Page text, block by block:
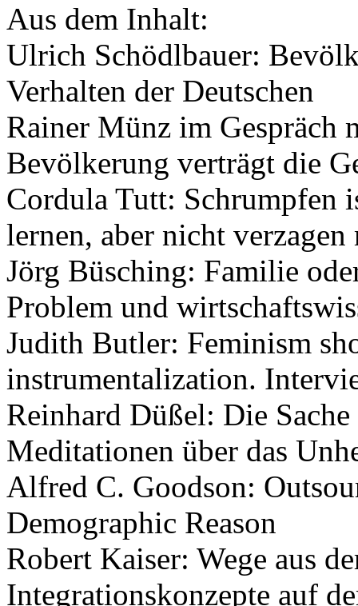
Aus dem Inhalt:
Ulrich Schödlbauer:
Verhalten der Deutschen
Rainer Münz im Gespräch
Bevölkerung verträgt die
Cordula Tutt: Schrumpfen
lernen, aber nicht verzagen
Jörg Büsching: Familie
Problem und
Judith Butler: Feminism
instrumentalization.
Reinhard Düßel: Die
Meditationen über das
Alfred C. Goodson:
Demographic Reason
Robert Kaiser: Wege aus
Integrationskonzepte auf